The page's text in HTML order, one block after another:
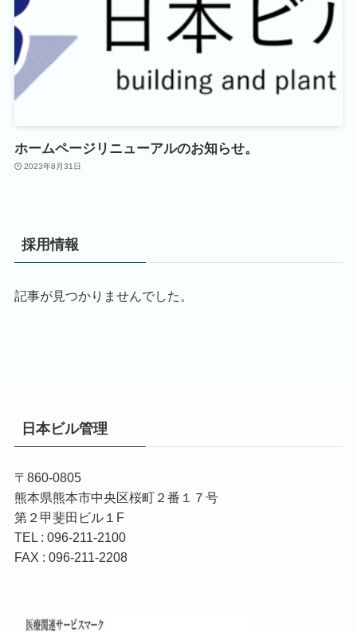
ホームページリニューアルのお知らせ。
2023年8月31日
採用情報
記事が見つかりませんでした。
日本ビル管理
〒860-0805
熊本県熊本市中央区桜町２番１７号
第２甲斐田ビル１F
TEL : 096-211-2100
FAX : 096-211-2208